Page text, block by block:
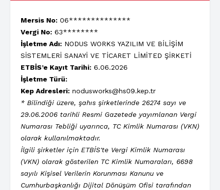
Mersis No: 06**************
Vergi No: 63********
İşletme Adı: NODUS WORKS YAZILIM VE BİLİŞİM
SİSTEMLERİ SANAYİ VE TİCARET LİMİTED ŞİRKETİ
ETBİS’e Kayıt Tarihi: 6.06.2026
İşletme Türü:
Kep Adresleri: nodusworks@hs09.kep.tr
* Bilindiği üzere, şahıs şirketlerinde 26274 sayı ve
29.06.2006 tarihli Resmi Gazetede yayımlanan Vergi
Numarası Tebliği uyarınca, TC Kimlik Numarası (VKN)
olarak kullanılmaktadır.
İlgili şirketler için ETBİS'te Vergi Kimlik Numarası
(VKN) olarak gösterilen TC Kimlik Numaraları, 6698
sayılı Kişisel Verilerin Korunması Kanunu ve
Cumhurbaşkanlığı Dijital Dönüşüm Ofisi tarafından